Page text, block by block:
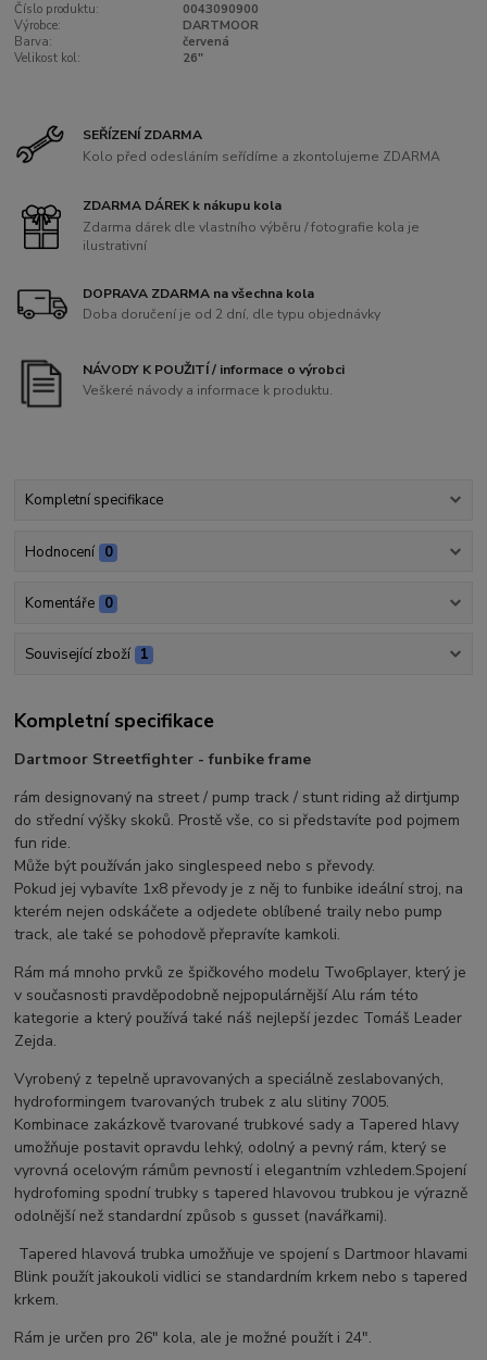
Číslo produktu:
0043090900
Výrobce:
DARTMOOR
Barva:
červená
Velikost kol:
26"
SEŘÍZENÍ ZDARMA
Kolo před odesláním seřídíme a zkontolujeme ZDARMA
ZDARMA DÁREK k nákupu kola
Zdarma dárek dle vlastního výběru / fotografie kola je
ilustrativní
DOPRAVA ZDARMA na všechna kola
Doba doručení je od 2 dní, dle typu objednávky
NÁVODY K POUŽITÍ / informace o výrobci
Veškeré návody a informace k produktu.
Kompletní specifikace
Hodnocení 0
Komentáře 0
Související zboží 1
Kompletní specifikace
Dartmoor Streetfighter - funbike frame
rám designovaný na street / pump track / stunt riding až dirtjump
do střední výšky skoků. Prostě vše, co si představíte pod pojmem
fun ride.
Může být používán jako singlespeed nebo s převody.
Pokud jej vybavíte 1x8 převody je z něj to funbike ideální stroj, na
kterém nejen odskáčete a odjedete oblíbené traily nebo pump
track, ale také se pohodově přepravíte kamkoli.
Rám má mnoho prvků ze špičkového modelu Two6player, který je
v současnosti pravděpodobně nejpopulárnější Alu rám této
kategorie a který používá také náš nejlepší jezdec Tomáš Leader
Zejda.
Vyrobený z tepelně upravovaných a speciálně zeslabovaných,
hydroformingem tvarovaných trubek z alu slitiny 7005.
Kombinace zakázkově tvarované trubkové sady a Tapered hlavy
umožňuje postavit opravdu lehký, odolný a pevný rám, který se
vyrovná ocelovým rámům pevností i elegantním vzhledem.Spojení
hydrofoming spodní trubky s tapered hlavovou trubkou je výrazně
odolnější než standardní způsob s gusset (navářkami).
Tapered hlavová trubka umožňuje ve spojení s Dartmoor hlavami
Blink použít jakoukoli vidlici se standardním krkem nebo s tapered
krkem.
Rám je určen pro 26" kola, ale je možné použít i 24".